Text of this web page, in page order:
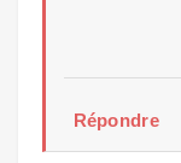
Répondre